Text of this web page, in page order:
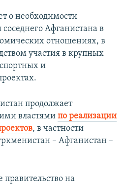
о необходимости
Афганистана в
отношениях, в
участия в крупных
и
продолжает
властями по реализации
, в частности
– Афганистан –
на